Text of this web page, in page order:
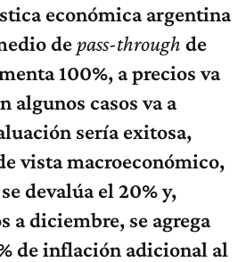
económica argentina
depass-through de
100%, a precios va
algunos casos va a
sería exitosa,
vista macroeconómico,
devalúa el 20% y,
a diciembre, se agrega
de inflación adicional al